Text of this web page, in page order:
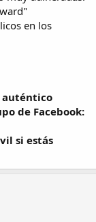
en los
auténtico
de Facebook:
si estás